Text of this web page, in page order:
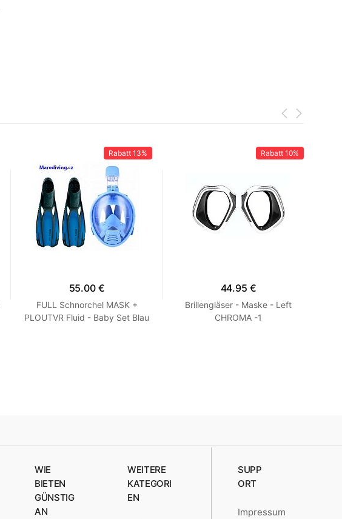
Rabatt 13%
55.00 €
FULL Schnorchel MASK +
PLOUTVR Fluid - Baby Set Blau
Rabatt 10%
44.95 €
Brillengläser - Maske - Left
CHROMA -1
WIE
BIETEN
GÜNSTIG
AN
WEITERE
KATEGORI
EN
SUPP
ORT
Impressum